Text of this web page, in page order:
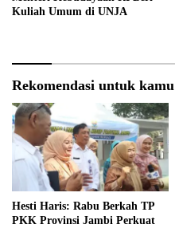
Kuliah Umum di UNJA
Rekomendasi untuk kamu
Hesti Haris: Rabu Berkah TP
PKK Provinsi Jambi Perkuat